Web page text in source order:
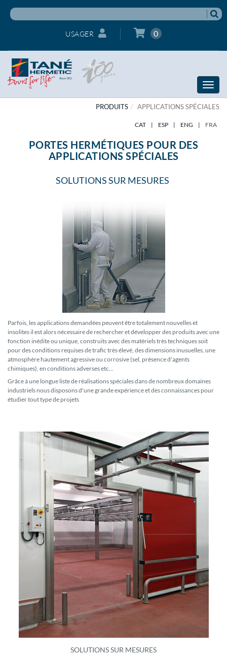
USAGER 0
Toggle
PRODUITS
APPLICATIONS SPÉCIALES
CAT | ESP | ENG | FRA
PORTES HERMÉTIQUES POUR DES
APPLICATIONS SPÉCIALES
SOLUTIONS SUR MESURES
Parfois, les applications demandées peuvent être totalement nouvelles et
insolites il est alors nécessaire de rechercher et développer des produits avec une
fonction inédite ou unique, construits avec des matériels très techniques soit
pour des conditions requises de trafic très élevé, des dimensions inusuelles, une
atmosphère hautement agressive ou corrosive (sel, présence d'agents
chimiques), en conditions adverses etc...
Grâce à une longue liste de réalisations spéciales dans de nombreux domaines
industriels nous disposons d'une grande expérience et des connaissances pour
étudier tout type de projets
SOLUTIONS SUR MESURES